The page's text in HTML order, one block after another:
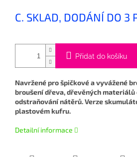
cena:
C. SKLAD, DODÁNÍ DO 3
Přidat do košíku
Navržené pro špičkové a vyvážené
broušení dřeva, dřevěných materiálů
odstraňování nátěrů. Verze
plastovém kufru.
Detailní informace